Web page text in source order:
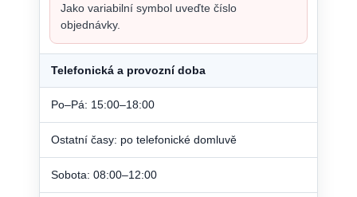
Jako variabilní symbol uveďte číslo
objednávky.
Telefonická a provozní doba
Po–Pá: 15:00–18:00
Ostatní časy: po telefonické domluvě
Sobota: 08:00–12:00